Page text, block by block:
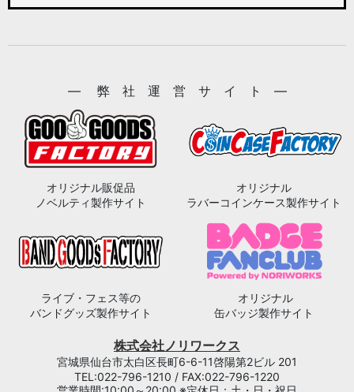
― 弊 社 運 営 サ イ ト ―
オリジナル販促品
ノベルティ製作サイト
オリジナル
ラバーコインケース製作サイト
ライブ・フェス等の
バンドグッズ製作サイト
オリジナル
缶バッジ製作サイト
株式会社ノリワークス
宮城県仙台市太白区長町6-6-11啓陽第2ビル 201
TEL:022-796-1210 / FAX:022-796-1220